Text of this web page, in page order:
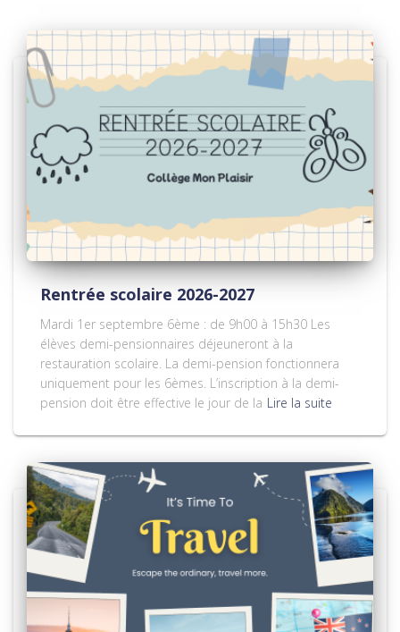
Rentrée scolaire 2026-2027
Mardi 1er septembre 6ème : de 9h00 à 15h30 Les
élèves demi-pensionnaires déjeuneront à la
restauration scolaire. La demi-pension fonctionnera
uniquement pour les 6èmes. L’inscription à la demi-
pension doit être effective le jour de la Lire la suite